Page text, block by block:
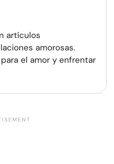
artículos
amorosas.
el amor y enfrentar